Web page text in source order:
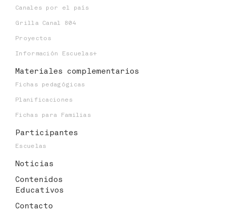
Canales por el país
Grilla Canal 804
Proyectos
Información Escuelas+
Materiales complementarios
Fichas pedagógicas
Planificaciones
Fichas para Familias
Participantes
Escuelas
Noticias
Contenidos
Educativos
Contacto